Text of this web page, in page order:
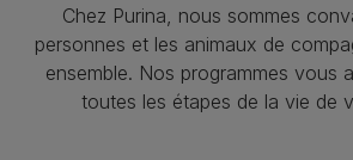
Chez Purina, nous sommes
personnes et les animaux de
ensemble. Nos programmes vous
toutes les étapes de la vie de